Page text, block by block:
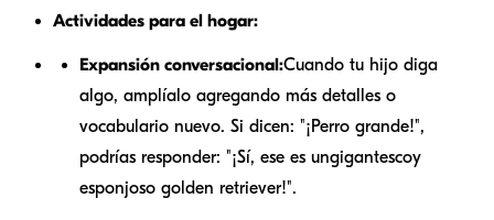
Actividades para el hogar:
Expansión conversacional:Cuando tu hijo diga
algo, amplíalo agregando más detalles o
vocabulario nuevo. Si dicen: "¡Perro grande!",
podrías responder: "¡Sí, ese es ungigantescoy
esponjoso golden retriever!".